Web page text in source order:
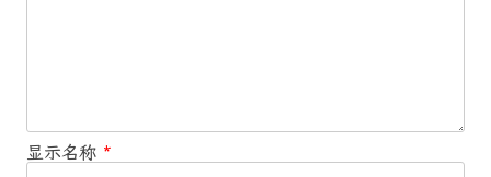
显示名称 *